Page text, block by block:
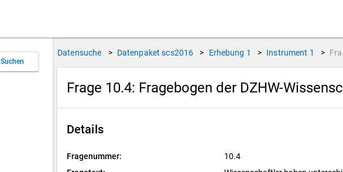
Suchen
Datensuche > Datenpaket scs2016 > Erhebung 1 > Instrument 1 >
Frage 10.4: Fragebogen der DZHW-
Details
Fragenummer:
10.4